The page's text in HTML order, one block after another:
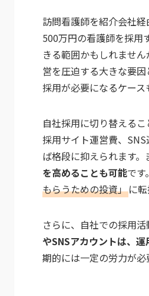
訪問看護師を紹介会社
500万円の看護師を採用
きる範囲かもしれませ
営を圧迫する大きな要
採用が必要になるケース
自社採用に切り替える
採用サイト運営費、
ば格段に抑えられます。
を高めることも可能で
もらうための投資」に
さらに、自社での採用
やSNSアカウントは、
期的には一定の労力が